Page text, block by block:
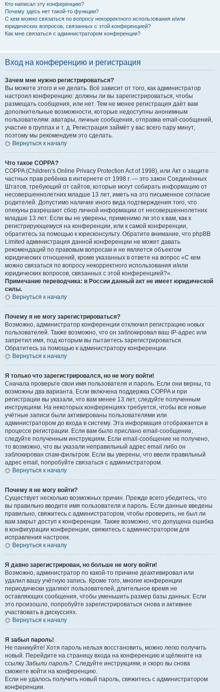
Кто написал эту конференцию?
Почему здесь нет такой-то функции?
С кем можно связаться по вопросу некорректного использования и/или
юридических вопросов, связанных с этой конференцией?
Как мне связаться с администратором конференции?
Вход на конференцию и регистрация
Зачем мне нужно регистрироваться?
Вы можете этого и не делать. Всё зависит от того, как администратор
настроил конференцию: должны ли вы зарегистрироваться, чтобы
размещать сообщения, или нет. Тем не менее регистрация даёт вам
дополнительные возможности, которые недоступны анонимным
пользователям: аватары, личные сообщения, отправка email-сообщений,
участие в группах и т. д. Регистрация займёт у вас всего пару минут,
поэтому мы рекомендуем это сделать.
Вернуться к началу
Что такое COPPA?
COPPA (Children’s Online Privacy Protection Act of 1998), или Акт о защите
частных прав ребёнка в интернете от 1998 г. — это закон Соединённых
Штатов, требующий от сайтов, которые могут собирать информацию от
несовершеннолетних младше 13 лет, иметь на это письменное согласие
родителей. Допустимо наличие иного вида подтверждения того, что
опекуны разрешают сбор личной информации от несовершеннолетних
младше 13 лет. Если вы не уверены, применимо ли это к вам, как к
регистрирующемуся на конференции, или к самой конференции,
обратитесь за помощью к юрисконсульту. Обратите внимание, что phpBB
Limited администрация данной конференции не может давать
рекомендаций по правовым вопросам и не является объектом
юридических отношений, кроме указанных в ответе на вопрос «С кем
можно связаться по вопросу некорректного использования и/или
юридических вопросов, связанных с этой конференцией?».
Примечание переводчика: в России данный акт не имеет юридической
силы.
Вернуться к началу
Почему я не могу зарегистрироваться?
Возможно, администратор конференции отключил регистрацию новых
пользователей. Также возможно, что он заблокировал ваш IP-адрес или
запретил имя, под которым вы пытаетесь зарегистрироваться.
Обратитесь за помощью к администратору конференции.
Вернуться к началу
Я только что зарегистрировался, но не могу войти!
Сначала проверьте свои имя пользователя и пароль. Если они верны, то
возможны два варианта. Если включена поддержка COPPA и при
регистрации вы указали, что вам менее 13 лет, следуйте полученным
инструкциям. На некоторых конференциях требуется, чтобы все новые
учётные записи были активированы пользователями или
администратором до входа в систему. Эта информация отображается в
процессе регистрации. Если вам было прислано email-сообщение,
следуйте полученным инструкциям. Если email-сообщение не получено,
то возможно, что вы указали неправильный адрес email либо он
заблокирован спам-фильтром. Если вы уверены, что ввели правильный
адрес email, попробуйте связаться с администратором.
Вернуться к началу
Почему я не могу войти?
Существует несколько возможных причин. Прежде всего убедитесь, что
вы правильно вводите имя пользователя и пароль. Если данные введены
правильно, свяжитесь с администратором, чтобы проверить, не был ли
вам закрыт доступ к конференции. Также возможно, что допущена ошибка
в конфигурации конференции, свяжитесь с администратором для
исправления настроек.
Вернуться к началу
Я давно зарегистрирован, но больше не могу войти!
Возможно, администратор по какой-то причине деактивировал или
удалил вашу учётную запись. Кроме того, многие конференции
периодически удаляют пользователей, длительное время не
оставляющих сообщения, чтобы уменьшить размер базы данных. Если
это произошло, попробуйте зарегистрироваться снова и активнее
участвовать в дискуссиях.
Вернуться к началу
Я забыл пароль!
Не паникуйте! Хотя пароль нельзя восстановить, можно легко получить
новый. Перейдите на страницу входа на конференцию и щёлкните на
ссылку Забыли пароль?. Следуйте инструкциям, и скоро вы снова
сможете войти на конференцию.
Если не удалось получить новый пароль, свяжитесь с администратором
конференции.